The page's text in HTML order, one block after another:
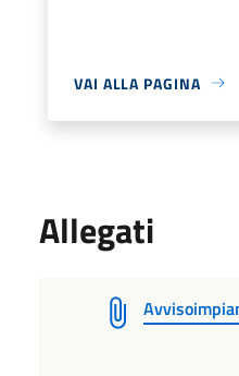
VAI ALLA PAGINA
Allegati